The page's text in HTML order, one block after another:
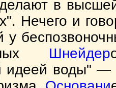
в
Нечего и
у
Шнейдер
идеей воды" —